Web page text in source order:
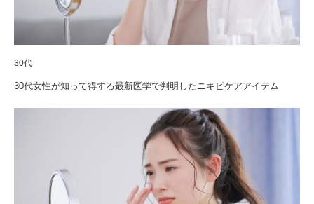
30代
30代女性が知って得する最新医学で判明したニキビケアアイテム